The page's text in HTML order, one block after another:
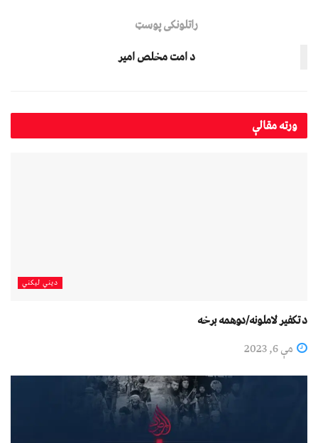
راتلونکی پوسټ
د امت مخلص امیر
ورتهمقالې
دیني لیکني
د تکفیر لاملونه/دوهمه برخه
مې 6, 2023